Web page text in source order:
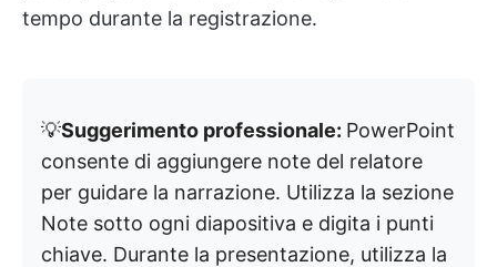
tempo durante la registrazione.
💡Suggerimento professionale: PowerPoint
consente di aggiungere note del relatore
per guidare la narrazione. Utilizza la sezione
Note sotto ogni diapositiva e digita i punti
chiave. Durante la presentazione, utilizza la